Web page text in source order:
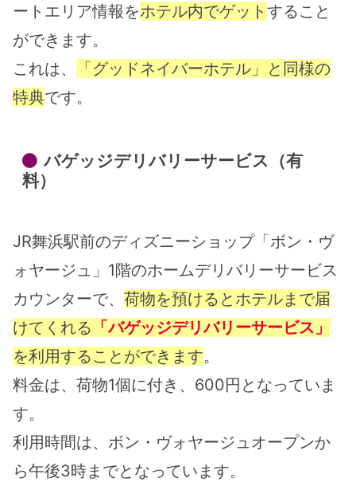
ートエリア情報をホテル内でゲット すること
ができます。
これは、
「グッドネイバーホテル」と同様の
特典です。
バゲッジデリバリーサービス（有
料）
JR舞浜駅前のディズニーショップ「ボン・ヴ
ォヤージュ」1階のホームデリバリーサービス
カウンターで、 荷物を預けるとホテルまで届
けてくれる 「バゲッジデリバリーサービス」
を利用することができます。
料金は、荷物1個に付き、600円となっていま
す。
利用時間は、ボン・ヴォヤージュオープンか
ら午後3時までとなっています。